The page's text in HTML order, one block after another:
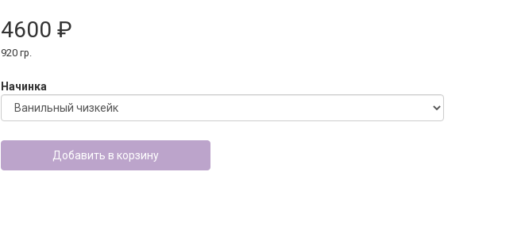
4600
920 гр.
Начинка
Добавить в корзину